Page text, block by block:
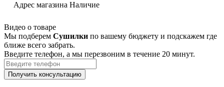
Адрес магазина Наличие
Видео о товаре
Мы подберем Сушилки по вашему бюджету и подскажем где
ближе всего забрать.
Введите телефон, а мы перезвоним в течение 20 минут.